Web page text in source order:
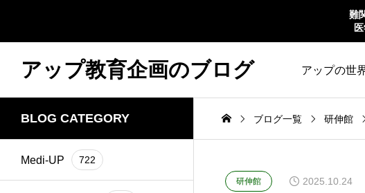
難
アップ教育企画のブログ アップの世
BLOG CATEGORY
Medi-UP 722
ブログ一覧 研伸館
研伸館 2025.10.24